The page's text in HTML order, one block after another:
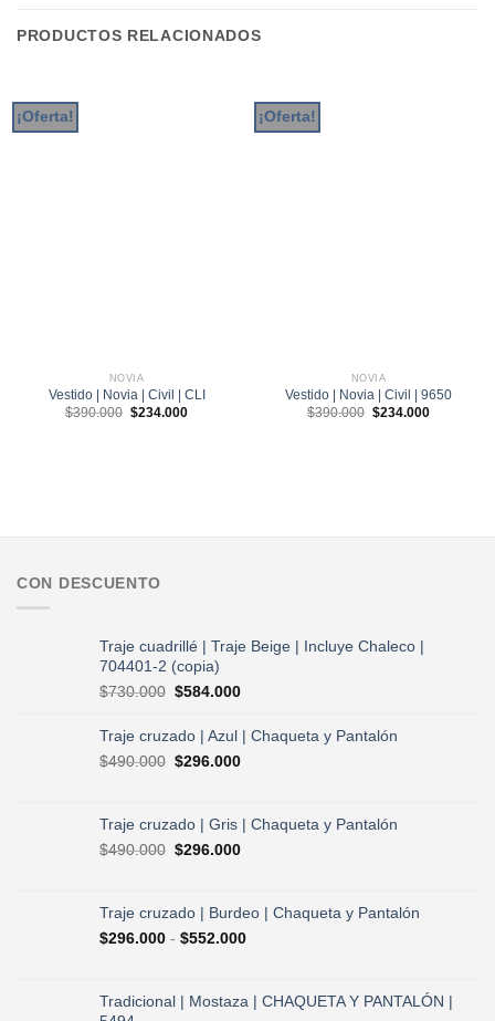
PRODUCTOS RELACIONADOS
¡Oferta!
NOVIA
Vestido | Novia | Civil | CLI
$390.000 El
$234.000El
¡Oferta!
NOVIA
Vestido | Novia | Civil | 9650
$390.000 El
$234.000El
CON DESCUENTO
Traje cuadrillé | Traje Beige | Incluye Chaleco |
704401-2 (copia)
$730.000 El
original
era:
$730.000.
$584.000El
actual
es:
Traje cruzado | Azul | Chaqueta y Pantalón
$490.000 El
era:
$490.000.
$296.000El
es:
Traje cruzado | Gris | Chaqueta y Pantalón
$490.000 El
era:
$490.000.
$296.000El
es:
Traje cruzado | Burdeo | Chaqueta y Pantalón
$296.000 - $552.000Rango
desde
Tradicional | Mostaza | CHAQUETA Y PANTALÓN |